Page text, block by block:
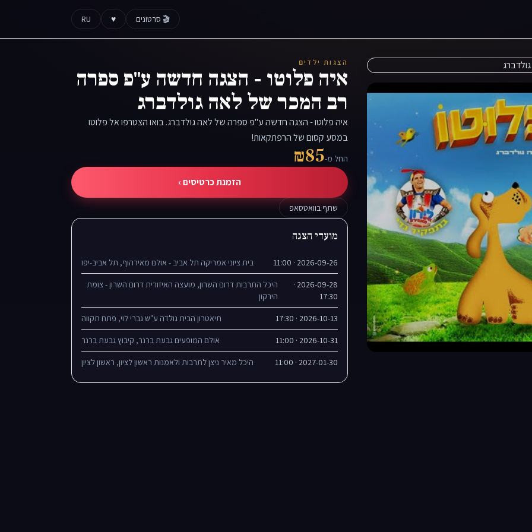
🎬 סרטונים ♥
RU
הצגות ילדים
איה פלוטו - הצגה חדשה ע"פ ספרה
רב המכר של לאה גולדברג
איה פלוטו - הצגה חדשה ע"פ ספרה של לאה גולדברג. בואו הצטרפו אל פלוטו
במסע קסום של הרפתקאות!
החל מ-₪85
הזמנת כרטיסים ›
שתף בוואטסאפ
מועדי הצגה
2026-09-26 · 11:00 בית ציוני אמריקה תל אביב - אולם מאירהוף, תל אביב-יפו
2026-09-28 ·
17:30
היכל התרבות דרום השרון, מועצה האיזורית דרום השרון - צומת
הירקון
2026-10-13 · 17:30 תיאטרון הבית גולדה ע"ש גברי לוי, פתח תקווה
2026-10-31 · 11:00 אולם המופעים גבעת ברנר, קיבוץ גבעת ברנר
2027-01-30 · 11:00 היכל מאיר ניצן לתרבות ולאמנות ראשון לציון, ראשון לציון